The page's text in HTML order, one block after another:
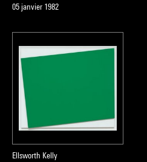
05 janvier 1982
Ellsworth Kelly